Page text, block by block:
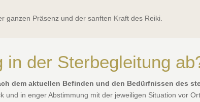
ganzen Präsenz und der sanften Kraft des Reiki.
der Sterbegleitung
dem aktuellen Befinden und den Bedürfnissen des
in enger Abstimmung mit der jeweiligen Situation vor